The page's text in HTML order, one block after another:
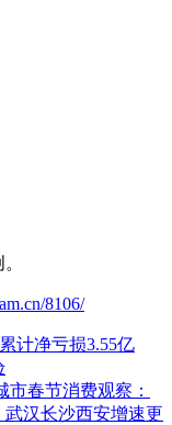
8106/
计净亏损3.55亿
春节消费观察：
汉长沙西安增速更